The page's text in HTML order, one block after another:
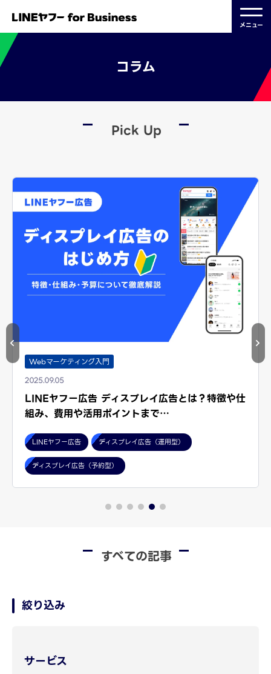
メニュー
コラム
Pick Up
Webマーケティング入門
2025.09.05
LINEヤフー広告 ディスプレイ広告とは？特徴や仕
組み、費用や活用ポイントまで…
LINEヤフー広告 ディスプレイ広告（運用型）
ディスプレイ広告（予約型）
すべての記事
絞り込み
サービス